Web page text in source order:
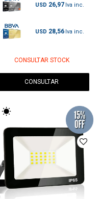
USD 26,97
USD 28,56
CONSULTAR STOCK
CONSULTAR